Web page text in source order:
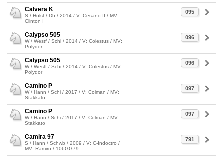
095
Calvera K
S / Holst / Db / 2014 / V: Cesano II / MV:
Clinton I
096
Calypso 505
W / Westf / Schi / 2014 / V: Colestus / MV:
Polydor
096
Calypso 505
W / Westf / Schi / 2014 / V: Colestus / MV:
Polydor
097
Camino P
W / Hann / Schi / 2017 / V: Colman / MV:
Stakkato
097
Camino P
W / Hann / Schi / 2017 / V: Colman / MV:
Stakkato
791
Camira 97
S / Hann / Schwb / 2009 / V: C-Indoctro /
MV: Ramiro / 106GG79